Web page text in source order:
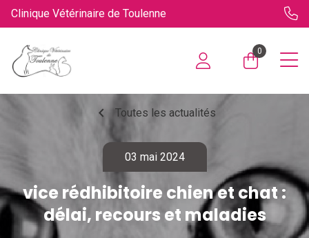
Clinique Vétérinaire de Toulenne
0
chevron_left Toutes les actualités
03 mai 2024
vice rédhibitoire chien et chat :
délai, recours et maladies